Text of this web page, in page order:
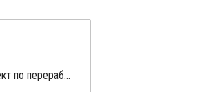
Индонезия и Китай создадут проект по переработке угля в химикаты